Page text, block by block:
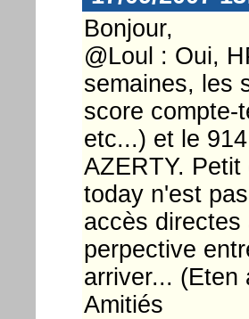
Bonjour,
@Loul : Oui,
semaines, les
score compte-
etc...) et le
AZERTY.
today n'est
accès directes
perpective
arriver... (Eten
Amitiés